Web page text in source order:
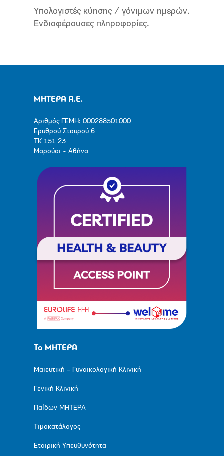
Υπολογιστές κύησης / γόνιμων ημερών.
Ενδιαφέρουσες πληροφορίες.
ΜΗΤΕΡΑ Α.Ε.
Αριθμός ΓΕΜΗ: 000288501000
Ερυθρού Σταυρού 6
ΤΚ 151 23
Μαρούσι - Αθήνα
Το ΜΗΤΕΡΑ
Μαιευτική – Γυναικολογική Κλινική
Γενική Κλινική
Παίδων ΜΗΤΕΡΑ
Τιμοκατάλογος
Εταιρική Υπευθυνότητα